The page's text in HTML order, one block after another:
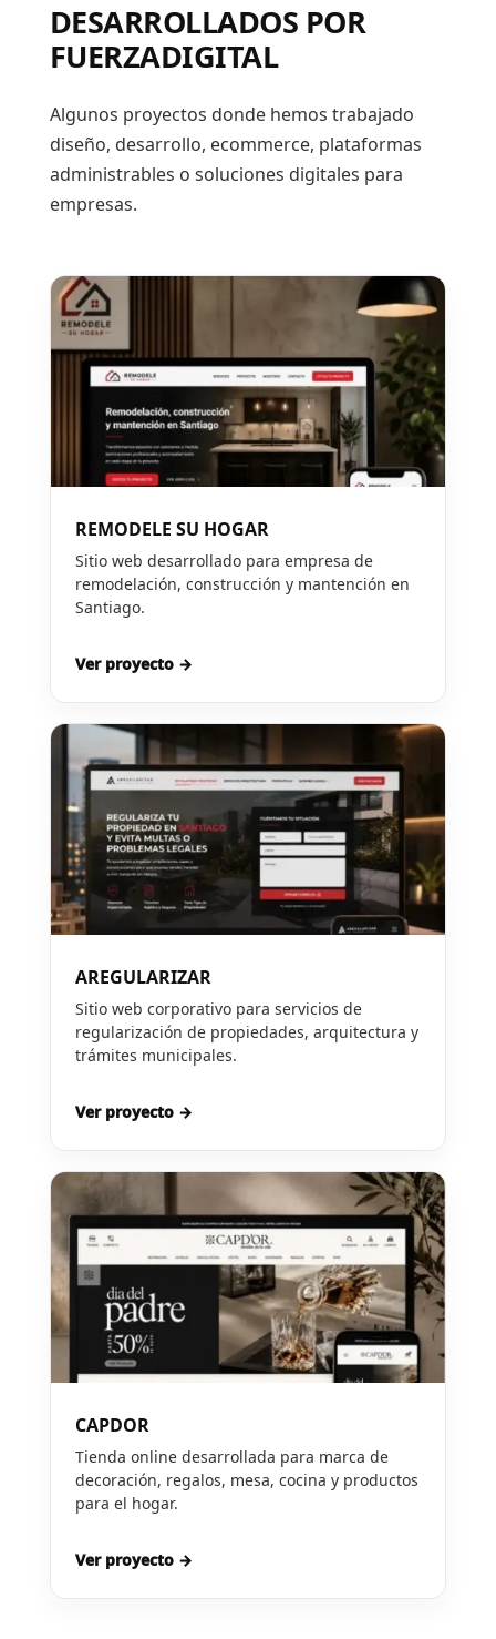
DESARROLLADOS POR
FUERZADIGITAL
Algunos proyectos donde hemos trabajado
diseño, desarrollo, ecommerce, plataformas
administrables o soluciones digitales para
empresas.
REMODELE SU HOGAR
Sitio web desarrollado para empresa de
remodelación, construcción y mantención en
Santiago.
Ver proyecto →
AREGULARIZAR
Sitio web corporativo para servicios de
regularización de propiedades, arquitectura y
trámites municipales.
Ver proyecto →
CAPDOR
Tienda online desarrollada para marca de
decoración, regalos, mesa, cocina y productos
para el hogar.
Ver proyecto →